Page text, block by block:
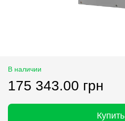
В наличии
175 343.00 грн
Купить